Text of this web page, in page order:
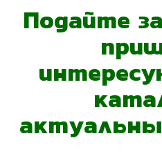
Подайте